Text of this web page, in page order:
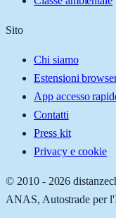
Sito
Chi siamo
Estensioni
App accesso
Contatti
Press kit
Privacy e cookie
© 2010 - 2026
ANAS, Autostrade per